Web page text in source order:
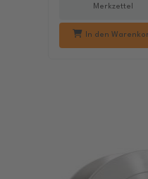
Merkzettel
In den